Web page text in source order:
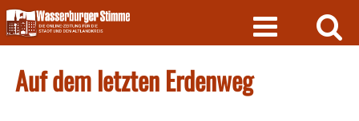
Skip
to
content
Auf dem letzten Erdenweg